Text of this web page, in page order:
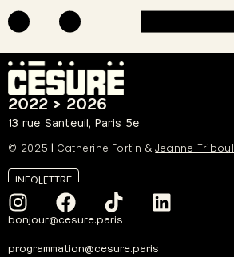
2022 > 2026
13 rue Santeuil, Paris 5e
© 2025 | Catherine Fortin &Jeanne Triboul
INFOLETTRE
bonjour@cesure.paris
programmation@cesure.paris